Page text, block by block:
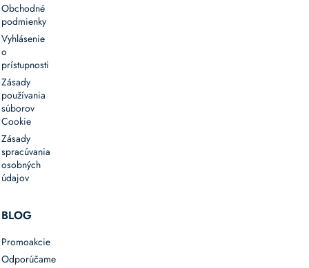
Obchodné
podmienky
Vyhlásenie
o
prístupnosti
Zásady
používania
súborov
Cookie
Zásady
spracúvania
osobných
údajov
BLOG
Promoakcie
Odporúčame